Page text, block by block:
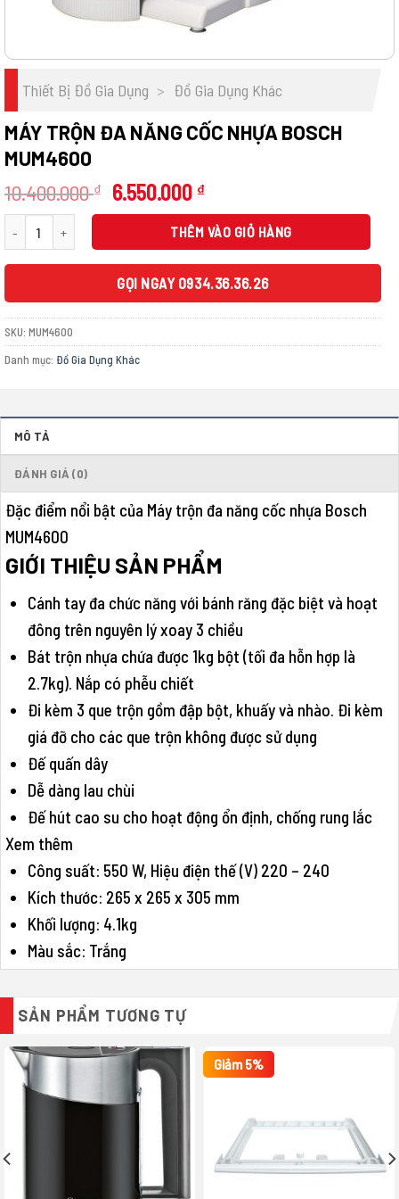
Thiết Bị Đồ Gia Dụng > Đồ Gia Dụng Khác
MÁY TRỘN ĐA NĂNG CỐC NHỰA BOSCH
MUM4600
10.400.000₫
Giá
gốc
10.400.000 ₫.
6.550.000 ₫Giá
hiện
tại
là:
6.550.000 ₫.
Máy trộn đa năng cốc nhựa Bosch MUM4600 số lượng
THÊM VÀO GIỎ HÀNG
GỌI NGAY 0934.36.36.26
SKU: MUM4600
Danh mục: Đồ Gia Dụng Khác
MÔ TẢ
ĐÁNH GIÁ (0)
Đặc điểm nổi bật của Máy trộn đa năng cốc nhựa Bosch
MUM4600
GIỚI THIỆU SẢN PHẨM
Cánh tay đa chức năng với bánh răng đặc biệt và hoạt
đông trên nguyên lý xoay 3 chiều
Bát trộn nhựa chứa được 1kg bột (tối đa hỗn hợp là
2.7kg). Nắp có phễu chiết
Đi kèm 3 que trộn gồm đập bột, khuấy và nhào. Đi kèm
giá đỡ cho các que trộn không được sử dụng
Đế quấn dây
Dễ dàng lau chùi
Đế hút cao su cho hoạt động ổn định, chống rung lắc
Xem thêm
Công suất: 550 W, Hiệu điện thế (V) 220 – 240
Kích thước: 265 x 265 x 305 mm
Khối lượng: 4.1kg
Màu sắc: Trắng
SẢN PHẨM TƯƠNG TỰ
Giảm 5%